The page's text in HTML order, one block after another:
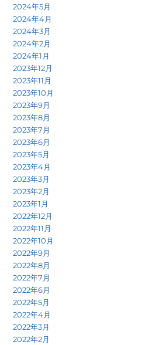
2024年5月
2024年4月
2024年3月
2024年2月
2024年1月
2023年12月
2023年11月
2023年10月
2023年9月
2023年8月
2023年7月
2023年6月
2023年5月
2023年4月
2023年3月
2023年2月
2023年1月
2022年12月
2022年11月
2022年10月
2022年9月
2022年8月
2022年7月
2022年6月
2022年5月
2022年4月
2022年3月
2022年2月